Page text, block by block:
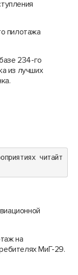
пилотажа
234-го
из лучших
читайт
на
МиГ-29.